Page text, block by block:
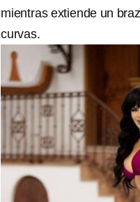
mientras extiende un
curvas.